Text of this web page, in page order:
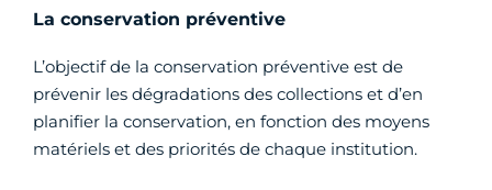
La conservation préventive
L’objectif de la conservation préventive est de
prévenir les dégradations des collections et d’en
planifier la conservation, en fonction des moyens
matériels et des priorités de chaque institution.